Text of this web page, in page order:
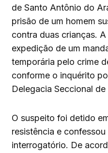
de Santo Antônio do
prisão de um homem
contra duas crianças.
expedição de um
temporária pelo crime
conforme o inquérito
Delegacia Seccional
O suspeito foi detido
resistência e
interrogatório. De